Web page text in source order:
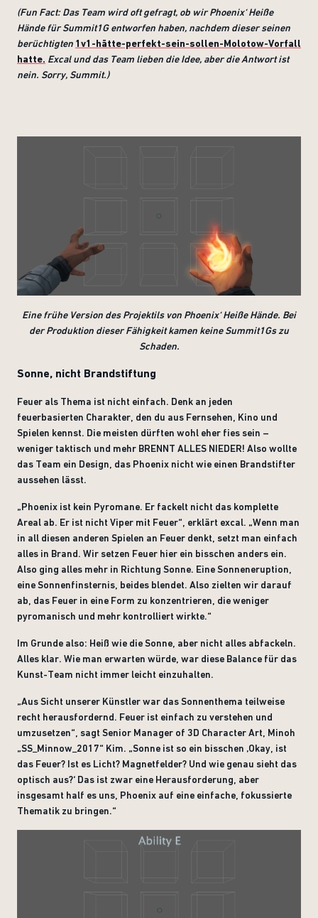
(Fun Fact: Das Team wird oft gefragt, ob wir Phoenix‘ Heiße
Hände für Summit1G entworfen haben, nachdem dieser seinen
berüchtigten 1v1-hätte-perfekt-sein-sollen-Molotow-Vorfall
hatte. Excal und das Team lieben die Idee, aber die Antwort ist
nein. Sorry, Summit.)
Eine frühe Version des Projektils von Phoenix‘ Heiße Hände. Bei
der Produktion dieser Fähigkeit kamen keine Summit1Gs zu
Schaden.
Sonne, nicht Brandstiftung
Feuer als Thema ist nicht einfach. Denk an jeden
feuerbasierten Charakter, den du aus Fernsehen, Kino und
Spielen kennst. Die meisten dürften wohl eher fies sein –
weniger taktisch und mehr BRENNT ALLES NIEDER! Also wollte
das Team ein Design, das Phoenix nicht wie einen Brandstifter
aussehen lässt.
„Phoenix ist kein Pyromane. Er fackelt nicht das komplette
Areal ab. Er ist nicht Viper mit Feuer“, erklärt excal. „Wenn man
in all diesen anderen Spielen an Feuer denkt, setzt man einfach
alles in Brand. Wir setzen Feuer hier ein bisschen anders ein.
Also ging alles mehr in Richtung Sonne. Eine Sonneneruption,
eine Sonnenfinsternis, beides blendet. Also zielten wir darauf
ab, das Feuer in eine Form zu konzentrieren, die weniger
pyromanisch und mehr kontrolliert wirkte.“
Im Grunde also: Heiß wie die Sonne, aber nicht alles abfackeln.
Alles klar. Wie man erwarten würde, war diese Balance für das
Kunst-Team nicht immer leicht einzuhalten.
„Aus Sicht unserer Künstler war das Sonnenthema teilweise
recht herausfordernd. Feuer ist einfach zu verstehen und
umzusetzen“, sagt Senior Manager of 3D Character Art, Minoh
„SS_Minnow_2017“ Kim. „Sonne ist so ein bisschen ‚Okay, ist
das Feuer? Ist es Licht? Magnetfelder? Und wie genau sieht das
optisch aus?‘ Das ist zwar eine Herausforderung, aber
insgesamt half es uns, Phoenix auf eine einfache, fokussierte
Thematik zu bringen.“